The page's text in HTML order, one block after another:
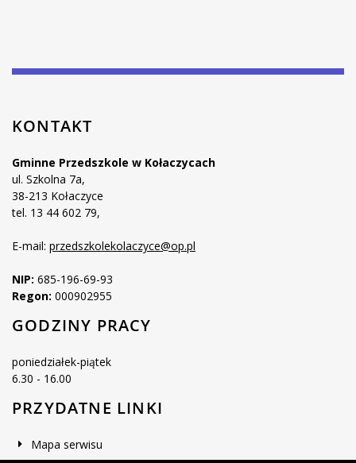
KONTAKT
Gminne Przedszkole w Kołaczycach
ul. Szkolna 7a,
38-213 Kołaczyce
tel. 13 44 602 79,
E-mail: przedszkolekolaczyce@op.pl
NIP: 685-196-69-93
Regon: 000902955
GODZINY PRACY
poniedziałek-piątek
6.30 - 16.00
PRZYDATNE LINKI
Mapa serwisu